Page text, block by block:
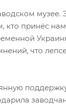
музее.
принёс
что